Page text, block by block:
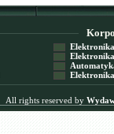
Elektronika
Elektronika
Automatyka
Elektronika
All rights reserved by